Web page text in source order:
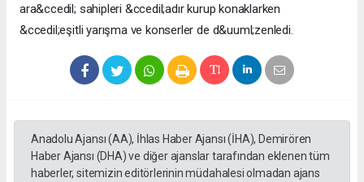
ara&ccedil; sahipleri &ccedil;adır kurup konaklarken
&ccedil;eşitli yarışma ve konserler de d&uuml;zenledi.
Anadolu Ajansı (AA), İhlas Haber Ajansı (İHA), Demirören
Haber Ajansı (DHA) ve diğer ajanslar tarafından eklenen tüm
haberler, sitemizin editörlerinin müdahalesi olmadan ajans